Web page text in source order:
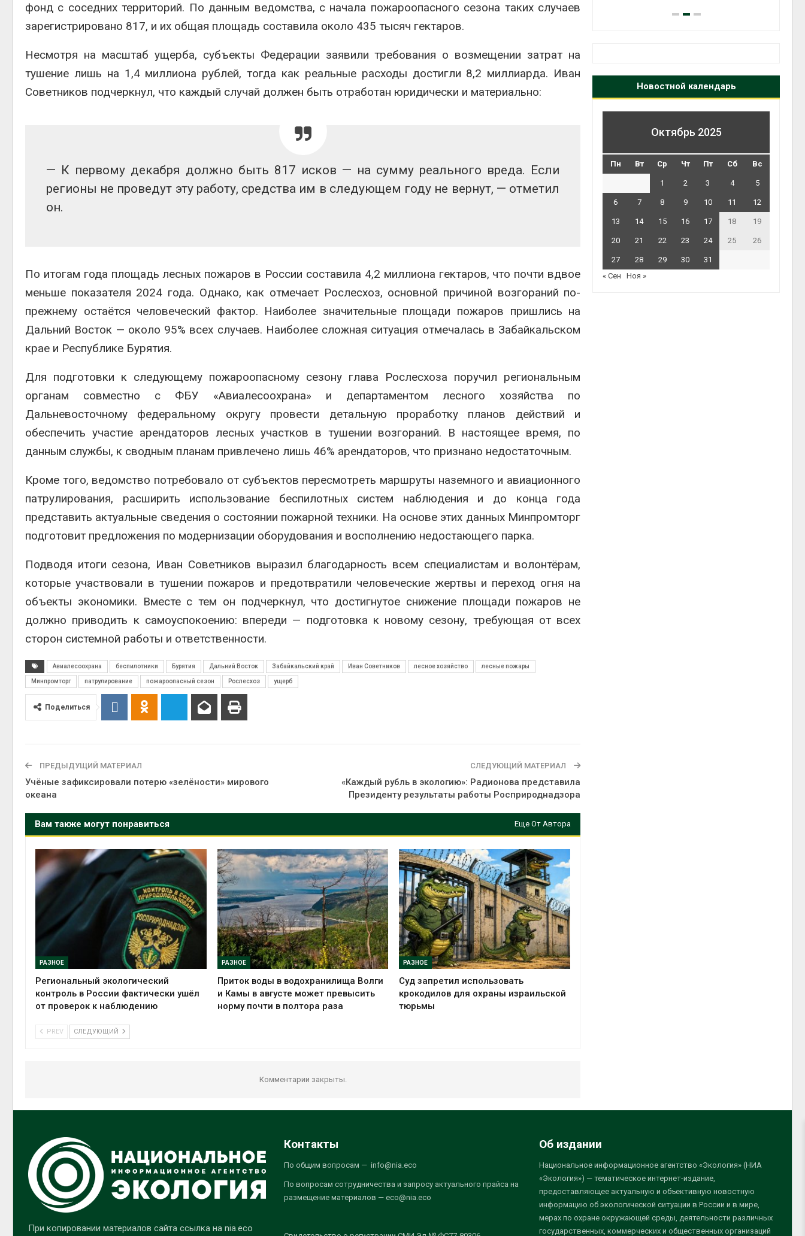
фонд с соседних территорий. По данным ведомства, с начала пожароопасного сезона таких случаев
зарегистрировано 817, и их общая площадь составила около 435 тысяч гектаров.
Несмотря на масштаб ущерба, субъекты Федерации заявили требования о возмещении затрат на
тушение лишь на 1,4 миллиона рублей, тогда как реальные расходы достигли 8,2 миллиарда. Иван
Советников подчеркнул, что каждый случай должен быть отработан юридически и материально:
— К первому декабря должно быть 817 исков — на сумму реального вреда. Если
регионы не проведут эту работу, средства им в следующем году не вернут, — отметил
он.
По итогам года площадь лесных пожаров в России составила 4,2 миллиона гектаров, что почти вдвое
меньше показателя 2024 года. Однако, как отмечает Рослесхоз, основной причиной возгораний по-
прежнему остаётся человеческий фактор. Наиболее значительные площади пожаров пришлись на
Дальний Восток — около 95% всех случаев. Наиболее сложная ситуация отмечалась в Забайкальском
крае и Республике Бурятия.
Для подготовки к следующему пожароопасному сезону глава Рослесхоза поручил региональным
органам совместно с ФБУ «Авиалесоохрана» и департаментом лесного хозяйства по
Дальневосточному федеральному округу провести детальную проработку планов действий и
обеспечить участие арендаторов лесных участков в тушении возгораний. В настоящее время, по
данным службы, к сводным планам привлечено лишь 46% арендаторов, что признано недостаточным.
Кроме того, ведомство потребовало от субъектов пересмотреть маршруты наземного и авиационного
патрулирования, расширить использование беспилотных систем наблюдения и до конца года
представить актуальные сведения о состоянии пожарной техники. На основе этих данных Минпромторг
подготовит предложения по модернизации оборудования и восполнению недостающего парка.
Подводя итоги сезона, Иван Советников выразил благодарность всем специалистам и волонтёрам,
которые участвовали в тушении пожаров и предотвратили человеческие жертвы и переход огня на
объекты экономики. Вместе с тем он подчеркнул, что достигнутое снижение площади пожаров не
должно приводить к самоуспокоению: впереди — подготовка к новому сезону, требующая от всех
сторон системной работы и ответственности.
Авиалесоохрана беспилотники Бурятия Дальний Восток Забайкальский край Иван Советников лесное хозяйство лесные пожары
Минпромторг патрулирование пожароопасный сезон Рослесхоз ущерб
Поделиться
ПРЕДЫДУЩИЙ МАТЕРИАЛ
Учёные зафиксировали потерю «зелёности» мирового
океана
СЛЕДУЮЩИЙ МАТЕРИАЛ
«Каждый рубль в экологию»: Радионова представила
Президенту результаты работы Росприроднадзора
Вам также могут понравиться Еще От Автора
РАЗНОЕ
Региональный экологический
контроль в России фактически ушёл
от проверок к наблюдению
РАЗНОЕ
Приток воды в водохранилища Волги
и Камы в августе может превысить
норму почти в полтора раза
РАЗНОЕ
Суд запретил использовать
крокодилов для охраны израильской
тюрьмы
PREV СЛЕДУЮЩИЙ
Комментарии закрыты.
Новостной календарь
Октябрь 2025
Пн Вт Ср Чт Пт Сб Вс
1 2 3 4 5
6 7 8 9 10 11 12
13 14 15 16 17 18 19
20 21 22 23 24 25 26
27 28 29 30
31
« Сен
Ноя »
При копировании материалов сайта ссылка на nia.eco
Контакты
По общим вопросам — info@nia.eco
По вопросам сотрудничества и запросу актуального прайса на
размещение материалов — eco@nia.eco
Об издании
Национальное информационное агентство «Экология» (НИА
«Экология») — тематическое интернет-издание,
предоставляющее актуальную и объективную новостную
информацию об экологической ситуации в России и в мире,
мерах по охране окружающей среды, деятельности различных
государственных, коммерческих и общественных организаций